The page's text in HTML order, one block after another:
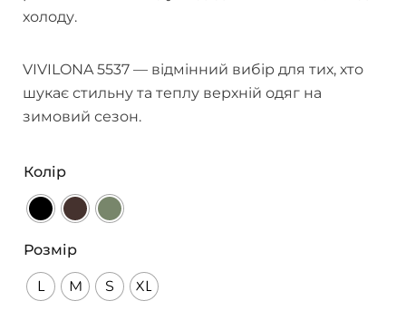
холоду.
VIVILONA 5537 — відмінний вибір для тих, хто
шукає стильну та теплу верхній одяг на
зимовий сезон.
Колір
Розмір
L M S XL